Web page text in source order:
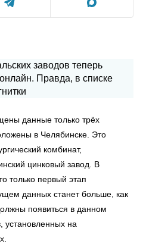
данные только трёх
в Челябинске. Это
комбинат,
цинковый завод. В
только первый этап
данных станет больше, как
появиться в данном
установленных на